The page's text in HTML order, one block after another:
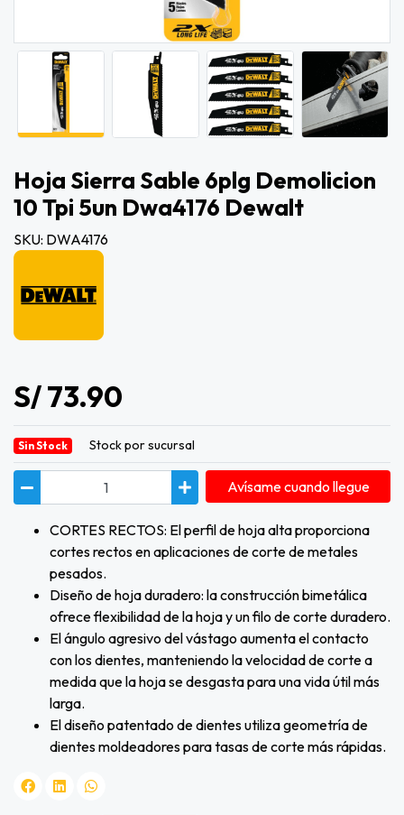
Hoja Sierra Sable 6plg Demolicion
10 Tpi 5un Dwa4176 Dewalt
SKU: DWA4176
S/ 73.90
Sin Stock Stock por sucursal
Avísame cuando llegue
CORTES RECTOS: El perfil de hoja alta proporciona
cortes rectos en aplicaciones de corte de metales
pesados.
Diseño de hoja duradero: la construcción bimetálica
ofrece flexibilidad de la hoja y un filo de corte duradero.
El ángulo agresivo del vástago aumenta el contacto
con los dientes, manteniendo la velocidad de corte a
medida que la hoja se desgasta para una vida útil más
larga.
El diseño patentado de dientes utiliza geometría de
dientes moldeadores para tasas de corte más rápidas.